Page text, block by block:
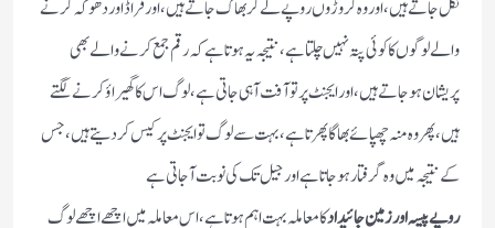
نکل جاتے ہیں ،اور وہ کروڑوں روپے لے کر بھاگ جاتے ہیں ، اور فراڈ اور دھوکہ کرنے
والے لوگوں کا کوئی پتہ نہیں چلتا ہے ، نتیجہ یہ ہوتا ہے کہ رقم جمع کرنے والے بھی
پریشان ہو جاتے ہیں ،اور ایجنٹ پر تو آفت آ ہی جاتی ہے ، لوگ اس کا گھیراؤ کرنے لگتے
ہیں ،پھر وہ منہ چھپائے بھاگا پھرتا ہے، بہت سے لوگ تو ایجنٹ پر کیس کر دیتے ہیں ، جس
کے نتیجہ میں وہ گرفتار ہو جاتا ہے اور جیل تک کی نوبت آجاتی ہے
روپے پیسہ اور زمین جائیدادکا معاملہ بہت اہم ہوتا ہے ، اس معاملہ میں اچھے اچھے لوگ